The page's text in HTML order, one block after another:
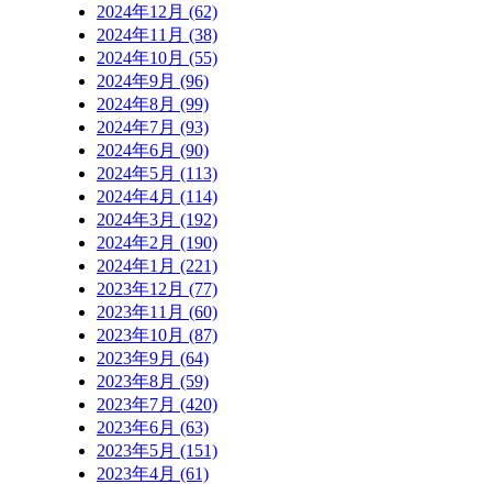
2024年12月 (62)
2024年11月 (38)
2024年10月 (55)
2024年9月 (96)
2024年8月 (99)
2024年7月 (93)
2024年6月 (90)
2024年5月 (113)
2024年4月 (114)
2024年3月 (192)
2024年2月 (190)
2024年1月 (221)
2023年12月 (77)
2023年11月 (60)
2023年10月 (87)
2023年9月 (64)
2023年8月 (59)
2023年7月 (420)
2023年6月 (63)
2023年5月 (151)
2023年4月 (61)